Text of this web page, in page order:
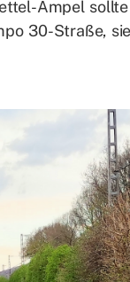
Am­pel
30-Stra­ße,